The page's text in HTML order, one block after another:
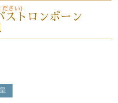
ださい)
ストロンボーン